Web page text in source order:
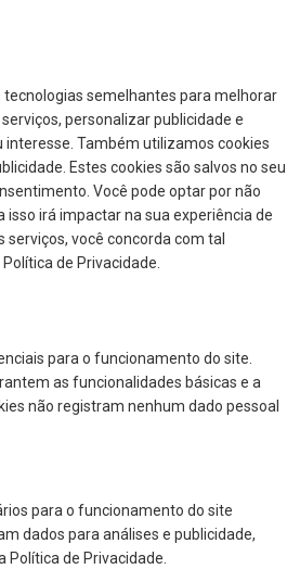
tecnologias semelhantes para melhorar
personalizar publicidade e
Também utilizamos cookies
Estes cookies são salvos no seu
Você pode optar por não
irá impactar na sua experiência de
você concorda com tal
de Privacidade.
para o funcionamento do site.
as funcionalidades básicas e a
não registram nenhum dado pessoal
para o funcionamento do site
dados para análises e publicidade,
de Privacidade.